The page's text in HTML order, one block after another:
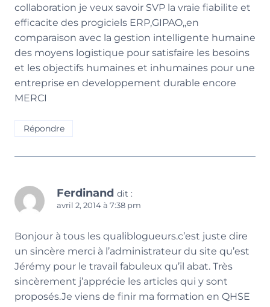
collaboration je veux savoir SVP la vraie fiabilite et
efficacite des progiciels ERP,GIPAO,,en
comparaison avec la gestion intelligente humaine
des moyens logistique pour satisfaire les besoins
et les objectifs humaines et inhumaines pour une
entreprise en developpement durable encore
MERCI
Répondre
Ferdinand dit :
avril 2, 2014 à 7:38 pm
Bonjour à tous les qualiblogueurs.c’est juste dire
un sincère merci à l’administrateur du site qu’est
Jérémy pour le travail fabuleux qu’il abat. Très
sincèrement j’apprécie les articles qui y sont
proposés.Je viens de finir ma formation en QHSE